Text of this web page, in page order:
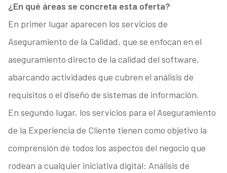
¿En qué áreas se concreta esta oferta?
En primer lugar aparecen los servicios de
Aseguramiento de la Calidad, que se enfocan en el
aseguramiento directo de la calidad del software,
abarcando actividades que cubren el análisis de
requisitos o el diseño de sistemas de información.
En segundo lugar, los servicios para el Aseguramiento
de la Experiencia de Cliente tienen como objetivo la
comprensión de todos los aspectos del negocio que
rodean a cualquier iniciativa digital: Análisis de